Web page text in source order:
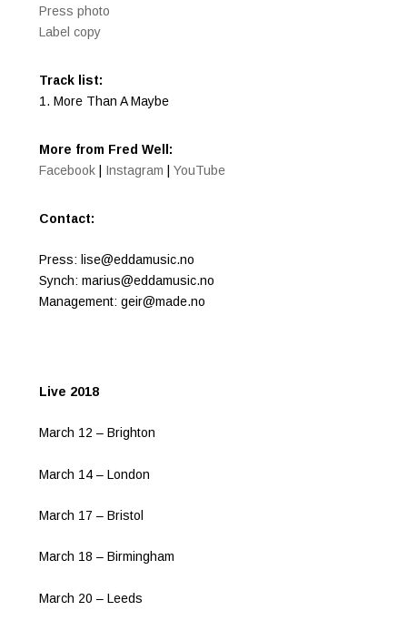
Press photo
Label copy
Track list:
1. More Than A Maybe
More from Fred Well:
Facebook| Instagram YouTube
Contact:
Press: lise@eddamusic.no
Synch: marius@eddamusic.no
Management: geir@made.no
Live 2018
March 12 – Brighton
March 14 – London
March 17 – Bristol
March 18 – Birmingham
March 20 – Leeds